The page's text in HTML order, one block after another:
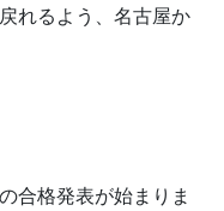
れるよう、名古屋か
合格発表が始まりま